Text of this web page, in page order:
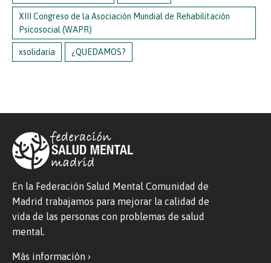
XIII Congreso de la Asociación Mundial de Rehabilitación
Psicosocial (WAPR)
xsolidaria ¿QUEDAMOS?
En la Federación Salud Mental Comunidad de
Madrid trabajamos para mejorar la calidad de
vida de las personas con problemas de salud
mental.
Más información ›